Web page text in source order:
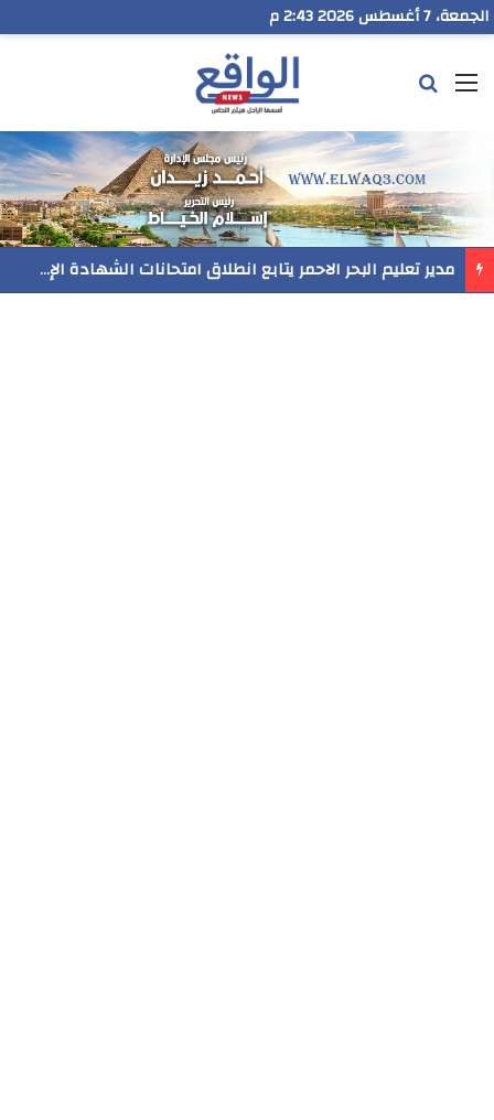
الجمعة، 7 أغسطس 2026 2:43 م
القائمة